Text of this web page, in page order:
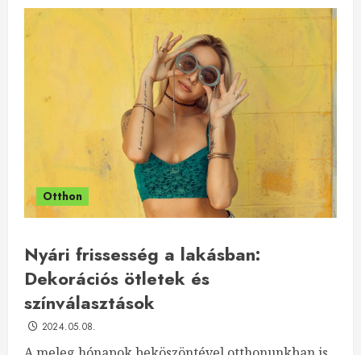
Otthon
Nyári frissesség a lakásban:
Dekorációs ötletek és
színválasztások
2024.05.08.